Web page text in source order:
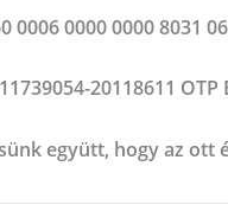
0006 0000 0000 8031
11739054-20118611 OTP
együtt, hogy az